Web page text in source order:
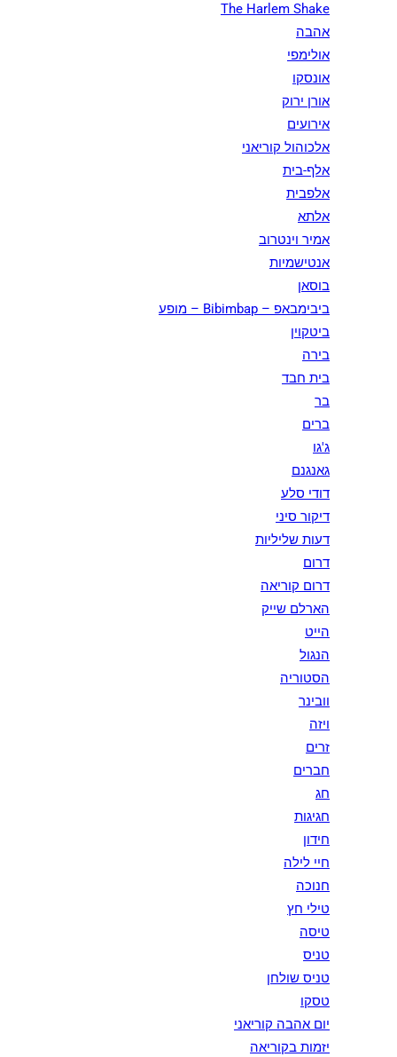
The Harlem Shake
אהבה
אולימפי
אונסקו
אורן ירוק
אירועים
אלכוהול קוריאני
אלף-בית
אלפבית
אלתא
אמיר וינטרוב
אנטישמיות
בוסאן
ביבימבאפ – Bibimbap – מופע
ביטקוין
בירה
בית חבד
בר
ברים
ג'גו
גאנגנם
דודי סלע
דיקור סיני
דעות שליליות
דרום
דרום קוריאה
הארלם שייק
הייט
הנגול
הסטוריה
וובינר
ויזה
זרים
חברים
חג
חגיגות
חידון
חיי לילה
חנוכה
טילי חץ
טיסה
טניס
טניס שולחן
טסקו
יום אהבה קוריאני
יזמות בקוריאה